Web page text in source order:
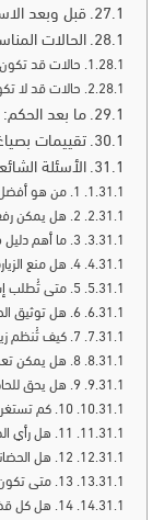
قبل وبعد
الحالات
حالات قد
حالات قد لا
ما بعد
تقييمات
الأسئلة
1. من هو أفضل محامي حضانة في ينبع؟
2. هل يمكن رفع دعوى حضانة دون محامي؟
3. ما أهم دليل في قضية الحضانة؟
4. هل منع الزيارة يسقط الحضانة؟
5. متى تُطلب إسقاط الحضانة؟
6. هل توثيق الحضانة عبر ناجز يناسب كل الحالات؟
7. كيف تُنظم زيارة الأطفال بعد الطلاق؟
8. هل يمكن تعديل حكم الزيارة؟
9. هل يحق للحاضن السفر بالمحضون؟
10. كم تستغرق قضية الحضانة؟
11. هل رأي الطفل مؤثر في الحضانة؟
12. هل الحضانة تمنع النفقة؟
13. متى تكون الاستشارة القانونية ضرورية؟
14. هل كل قضايا الحضانة تنتهي بحكم؟